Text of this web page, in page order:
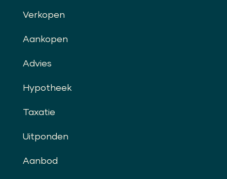
Verkopen
Aankopen
Advies
Hypotheek
Taxatie
Uitponden
Aanbod